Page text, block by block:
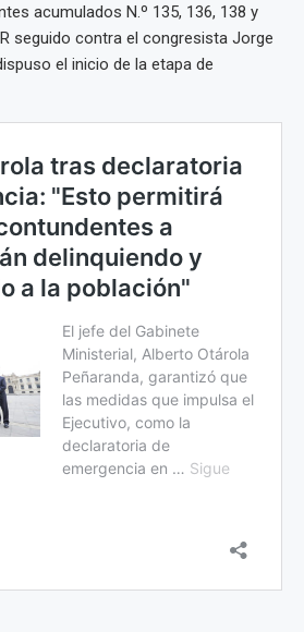
acumulados N.º 135, 136, 138 y
seguido contra el congresista Jorge
el inicio de la etapa de